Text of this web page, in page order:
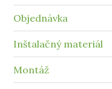
Objednávka
Inštalačný materiál
Montáž